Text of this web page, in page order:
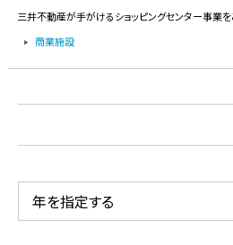
三井不動産が手がけるショッピングセンター事業
商業施設
年を指定する